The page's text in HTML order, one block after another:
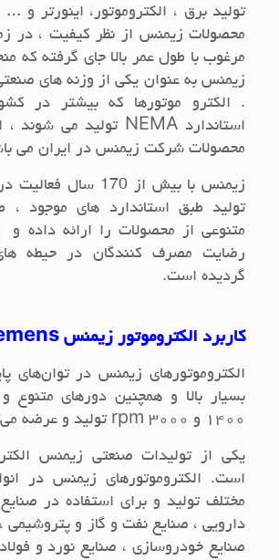
تولید برق ، الکتروموتور، اینورتر
محصولات زیمنس از نظر کیفیت ، در
مرغوب با طول عمر بالا جای گرفته که
زیمنس به عنوان یکی از وزنه های
. الکترو موتورها که بیشتر در
استاندارد NEMA تولید می شوند ،
محصولات شرکت زیمنس در ایران می
زیمنس با بیش از 170
تولید طبق استاندارد های موجود
متنوعی از محصولات را ارائه
رضایت مصرف کنندگان در حیطه
گردیده است.
کاربرد الکتروموتور زیمنس
الکتروموتورهای زیمنس در توان‌های
۱۴۰۰ و ۳۰۰۰
rpm تولید و عرضه
یکی از تولیدات صنعتی زیمنس
است. الکتروموتورهای زیمنس در
مختلف تولید و برای استفاده در
دارویی ، صنایع نفت و گاز و پتروشیمی
صنایع خودروسازی ، صنایع نورد و